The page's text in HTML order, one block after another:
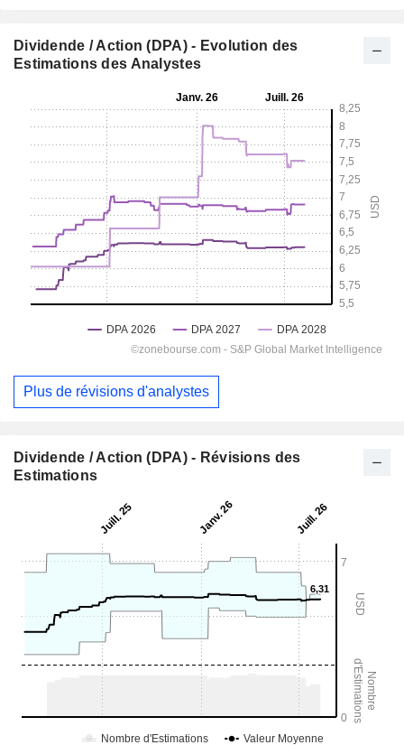
Dividende / Action (DPA) - Evolution des
Estimations des Analystes
Plus de révisions d'analystes
Dividende / Action (DPA) - Révisions des
Estimations